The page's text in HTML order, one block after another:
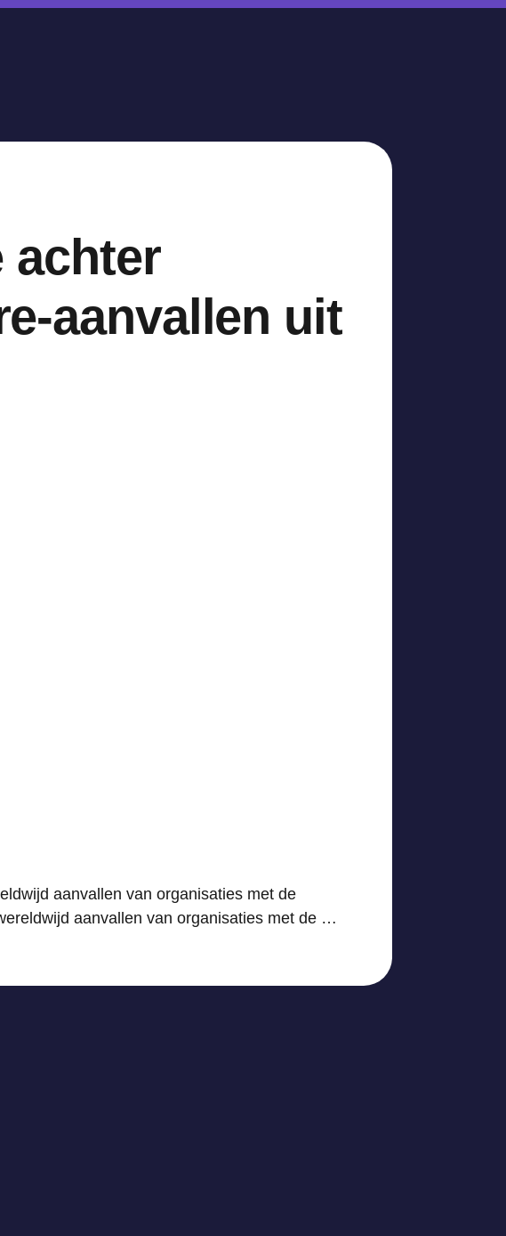
achter
aanvallen uit
aanvallen van organisaties met de
aanvallen van organisaties met de …